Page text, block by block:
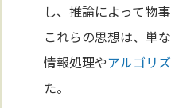
し、推論によって物
これらの思想は、単
情報処理やアルゴリ
た。